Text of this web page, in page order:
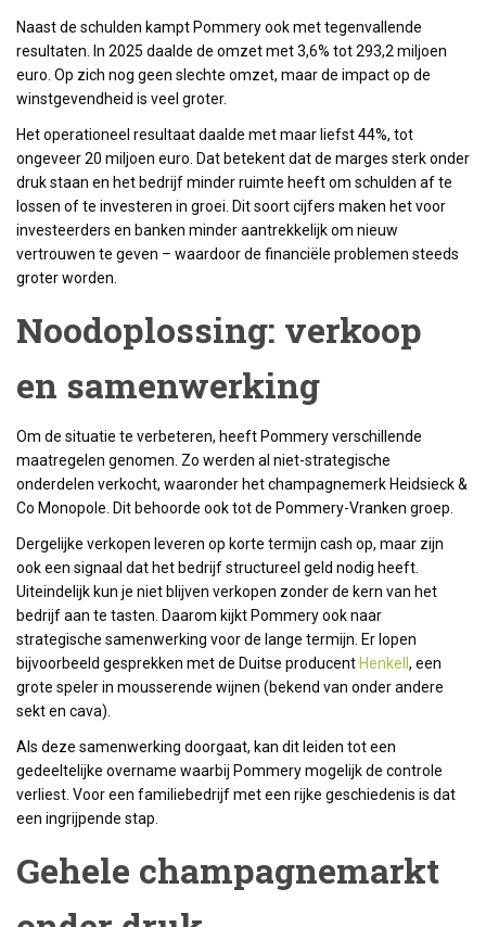
Naast de schulden kampt Pommery ook met tegenvallende
resultaten. In 2025 daalde de omzet met 3,6% tot 293,2 miljoen
euro. Op zich nog geen slechte omzet, maar de impact op de
winstgevendheid is veel groter.
Het operationeel resultaat daalde met maar liefst 44%, tot
ongeveer 20 miljoen euro. Dat betekent dat de marges sterk onder
druk staan en het bedrijf minder ruimte heeft om schulden af te
lossen of te investeren in groei. Dit soort cijfers maken het voor
investeerders en banken minder aantrekkelijk om nieuw
vertrouwen te geven – waardoor de financiële problemen steeds
groter worden.
Noodoplossing: verkoop
en samenwerking
Om de situatie te verbeteren, heeft Pommery verschillende
maatregelen genomen. Zo werden al niet-strategische
onderdelen verkocht, waaronder het champagnemerk Heidsieck &
Co Monopole. Dit behoorde ook tot de Pommery-Vranken groep.
Dergelijke verkopen leveren op korte termijn cash op, maar zijn
ook een signaal dat het bedrijf structureel geld nodig heeft.
Uiteindelijk kun je niet blijven verkopen zonder de kern van het
bedrijf aan te tasten. Daarom kijkt Pommery ook naar
strategische samenwerking voor de lange termijn. Er lopen
bijvoorbeeld gesprekken met de Duitse producent Henkell , een
grote speler in mousserende wijnen (bekend van onder andere
sekt en cava).
Als deze samenwerking doorgaat, kan dit leiden tot een
gedeeltelijke overname waarbij Pommery mogelijk de controle
verliest. Voor een familiebedrijf met een rijke geschiedenis is dat
een ingrijpende stap.
Gehele champagnemarkt